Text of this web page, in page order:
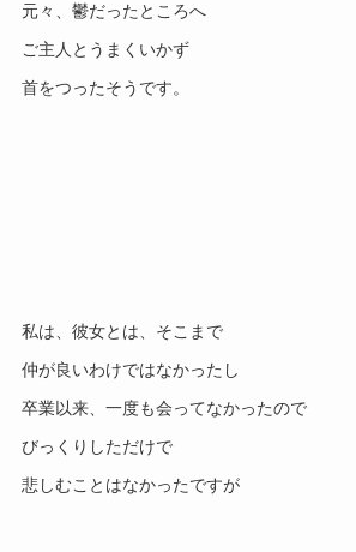
元々、鬱だったところへ
ご主人とうまくいかず
首をつったそうです。
私は、彼女とは、そこまで
仲が良いわけではなかったし
卒業以来、一度も会ってなかったので
びっくりしただけで
悲しむことはなかったですが